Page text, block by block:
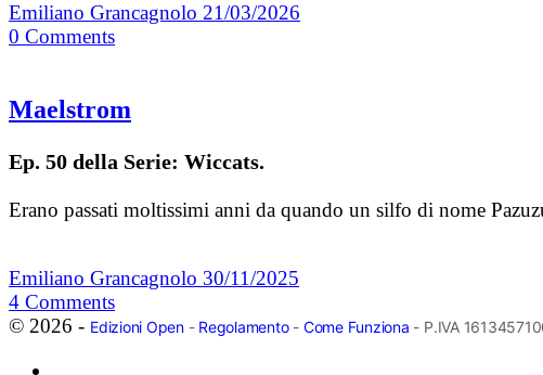
Emiliano Grancagnolo 21/03/2026
0 Comments
Maelstrom
Ep. 50 della Serie: Wiccats.
Erano passati moltissimi anni da quando un silfo di nome
Emiliano Grancagnolo 30/11/2025
4 Comments
© 2026 - Edizioni Open- Regolamento- Come Funziona - P.IVA